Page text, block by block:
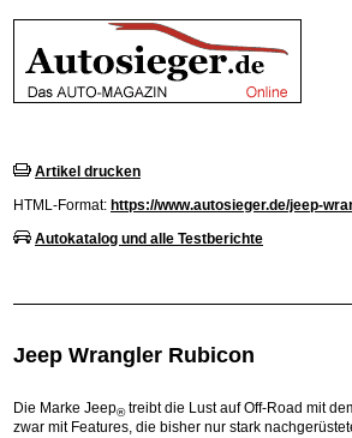
Artikel drucken
HTML-Format: https://www.autosieger.de/jeep-
Autokatalog und alle Testberichte
Jeep Wrangler Rubicon
Die Marke Jeep®treibt die Lust auf Off-Road mit
zwar mit Features, die bisher nur stark